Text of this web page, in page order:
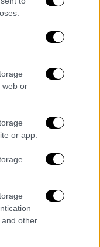
web or
or app.
other
και στην
-όπως λέει-
θα τη